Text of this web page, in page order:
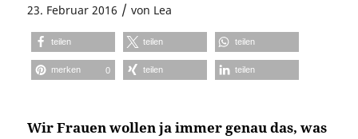
23. Februar 2016 / von Lea
teilen teilen teilen
merken 0 teilen teilen
Wir Frauen wollen ja immer genau das, was